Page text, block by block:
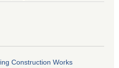
Construction Works